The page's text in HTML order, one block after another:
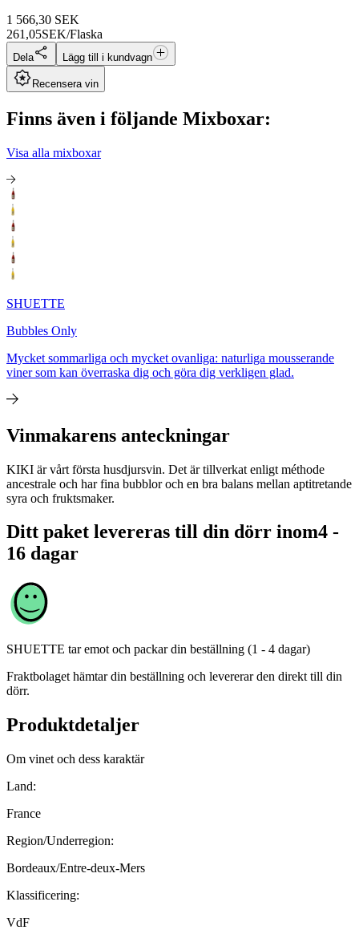
1 566,30 SEK
261,05SEK/Flaska
Dela Lägg till i kundvagn
Recensera vin
Finns även i följande Mixboxar:
Visa alla mixboxar
SHUETTE
Bubbles Only
Mycket sommarliga och mycket ovanliga: naturliga mousserande
viner som kan överraska dig och göra dig verkligen glad.
Vinmakarens anteckningar
KIKI är vårt första husdjursvin. Det är tillverkat enligt méthode
ancestrale och har fina bubblor och en bra balans mellan aptitretande
syra och fruktsmaker.
Ditt paket levereras till din dörr inom4 -
16 dagar
SHUETTE tar emot och packar din beställning (1 - 4 dagar)
Fraktbolaget hämtar din beställning och levererar den direkt till din
dörr.
Produktdetaljer
Om vinet och dess karaktär
Land:
France
Region/Underregion:
Bordeaux/Entre-deux-Mers
Klassificering:
VdF